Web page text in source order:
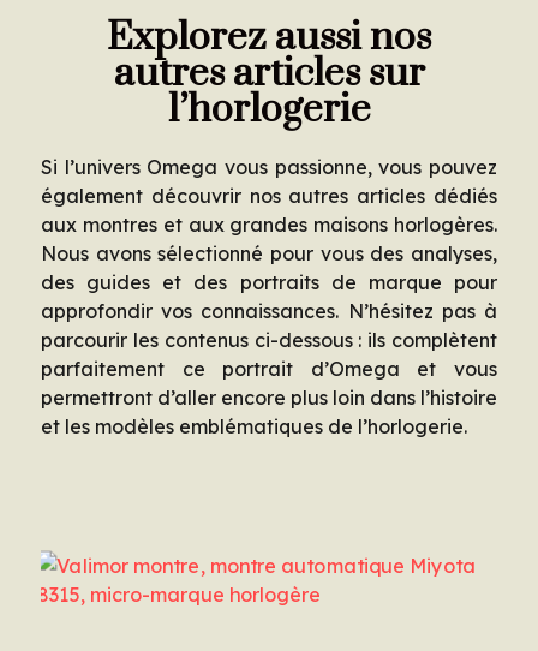
Explorez aussi nos
autres articles sur
l’horlogerie
Si l’univers Omega vous passionne, vous pouvez
également découvrir nos autres articles dédiés
aux montres et aux grandes maisons horlogères.
Nous avons sélectionné pour vous des analyses,
des guides et des portraits de marque pour
approfondir vos connaissances. N’hésitez pas à
parcourir les contenus ci-dessous : ils complètent
parfaitement ce portrait d’Omega et vous
permettront d’aller encore plus loin dans l’histoire
et les modèles emblématiques de l’horlogerie.